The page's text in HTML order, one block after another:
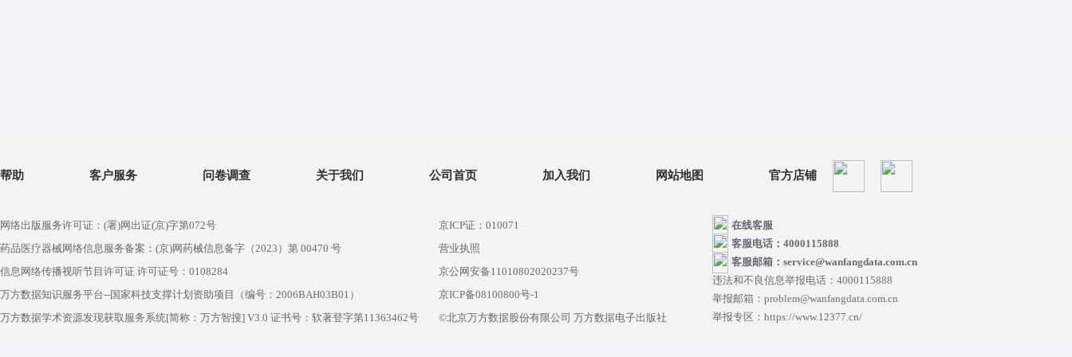
帮助 客户服务 问卷调查 关于我们 公司首页 加入我们 网站地图 官方店铺
网络出版服务许可证：(署)网出证(京)字第072号
药品医疗器械网络信息服务备案：(京)网药械信息备字（2023）第 00470 号
信息网络传播视听节目许可证 许可证号：0108284
万方数据知识服务平台--国家科技支撑计划资助项目（编号：2006BAH03B01）
万方数据学术资源发现获取服务系统[简称：万方智搜] V3.0 证书号：软著登字第11363462号
京ICP证：010071
营业执照
京公网安备11010802020237号
京ICP备08100800号-1
©北京万方数据股份有限公司 万方数据电子出版社
在线客服
客服电话：4000115888
客服邮箱：service@wanfangdata.com.cn
违法和不良信息举报电话：4000115888
举报邮箱：problem@wanfangdata.com.cn
举报专区：https://www.12377.cn/